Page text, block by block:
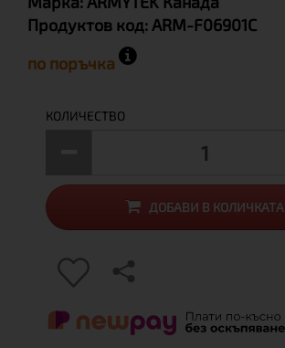
Продуктов код: ARM-F06901C
по поръчка
КОЛИЧЕСТВО
ДОБАВИ В КОЛИЧКАТА